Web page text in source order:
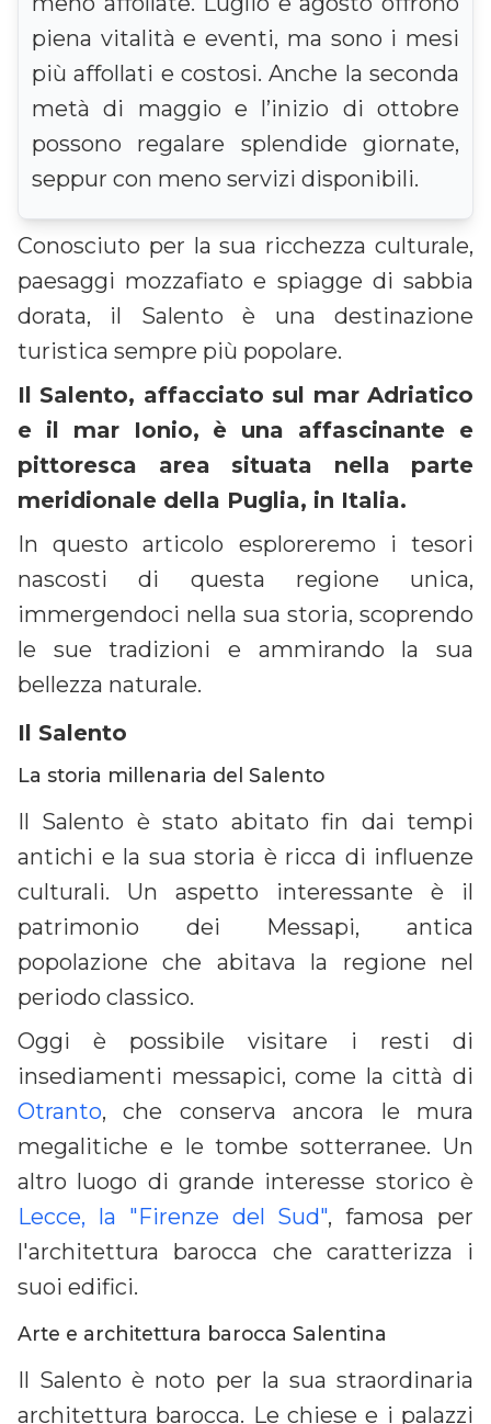
piena vitalità e eventi, ma sono i mesi
più affollati e costosi. Anche la seconda
metà di maggio e l’inizio di ottobre
possono regalare splendide giornate,
seppur con meno servizi disponibili.
Conosciuto per la sua ricchezza culturale,
paesaggi mozzafiato e spiagge di sabbia
dorata, il Salento è una destinazione
turistica sempre più popolare.
Il Salento, affacciato sul mar Adriatico
e il mar Ionio, è una affascinante e
pittoresca area situata nella parte
meridionale della Puglia, in Italia.
In questo articolo esploreremo i tesori
nascosti di questa regione unica,
immergendoci nella sua storia, scoprendo
le sue tradizioni e ammirando la sua
bellezza naturale.
Il Salento
La storia millenaria del Salento
Il Salento è stato abitato fin dai tempi
antichi e la sua storia è ricca di influenze
culturali. Un aspetto interessante è il
patrimonio dei Messapi, antica
popolazione che abitava la regione nel
periodo classico.
Oggi è possibile visitare i resti di
insediamenti messapici, come la città di
Otranto, che conserva ancora le mura
megalitiche e le tombe sotterranee. Un
altro luogo di grande interesse storico è
Lecce, la "Firenze del Sud", famosa per
l'architettura barocca che caratterizza i
suoi edifici.
Arte e architettura barocca Salentina
Il Salento è noto per la sua straordinaria
architettura barocca. Le chiese e i palazzi